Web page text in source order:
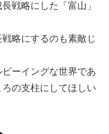
戦略にした「富山」
略にするのも素敵じ
ーイングな世界であ
の支柱にしてほしい